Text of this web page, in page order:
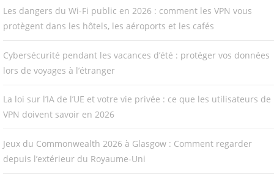
Les dangers du Wi-Fi public en 2026 : comment les VPN vous
protègent dans les hôtels, les aéroports et les cafés
Cybersécurité pendant les vacances d’été : protéger vos données
lors de voyages à l’étranger
La loi sur l’IA de l’UE et votre vie privée : ce que les utilisateurs de
VPN doivent savoir en 2026
Jeux du Commonwealth 2026 à Glasgow : Comment regarder
depuis l’extérieur du Royaume-Uni